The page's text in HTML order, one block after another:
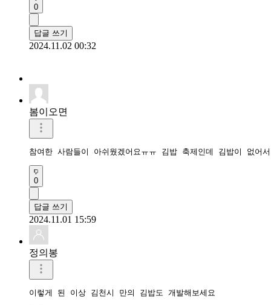
0
답글 쓰기
2024.11.02 00:32
봄이오면
참여한 사람들이 아쉬웠겠어요ㅠㅠ 김밥 축제인데 김밥이 없어
0
답글 쓰기
2024.11.01 15:59
정의봉
이렇게 된 이상 김천시 만의 김밥도 개발해보세요